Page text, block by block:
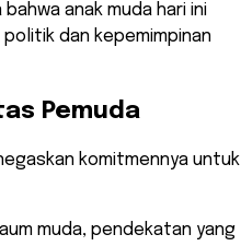
anak muda hari ini
dan kepemimpinan
Pemuda
komitmennya untuk
muda, pendekatan yang